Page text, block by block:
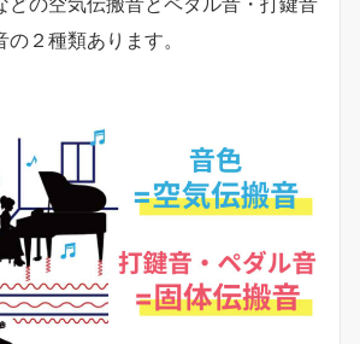
どの空気伝搬音とペダル音・打鍵音
２種類あります。